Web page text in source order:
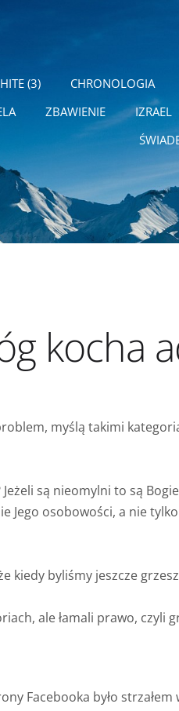
(3) CHRONOLOGIA
ZBAWIENIE IZRAEL
kocha
myślą takimi
są nieomylni to są
Jego osobowości, a nie
kiedy byliśmy jeszcze
ale łamali prawo,
Facebooka było